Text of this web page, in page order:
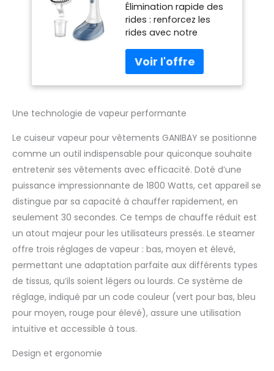
rapide, lavage à la
main avec 3
réglages de
vapeur, réservoir
d'eau de 380 ml,
câble de 9,8 m, fer
à vapeur portable
Élimination rapide des
rides : renforcez les
rides avec notre
1800 W qui chauffe en
seulement 30
secondes pour un
efficace des rides,
parfait pour un look net
et sans odeur sur vos
vêtements Design
étanche à 360° : le
défroisseur vapeur 2 en
1 a un design étanche à
360°, ce qui permet une
utilisation verticale ou
horizontale sans
déversements ou
chutes. Profitez d'une
expérience de
repassage sûre et
propre avec le
défroisseur vapeur
GANIBAY pour
vêtements Câble
Une technologie de vapeur performante
Le cuiseur vapeur pour vêtements GANIBAY se positionne
comme un outil indispensable pour quiconque souhaite
entretenir ses vêtements avec efficacité. Doté d’une
puissance impressionnante de 1800 Watts, cet appareil se
distingue par sa capacité à chauffer rapidement, en
seulement 30 secondes. Ce temps de chauffe réduit est
un atout majeur pour les utilisateurs pressés. Le steamer
offre trois réglages de vapeur : bas, moyen et élevé,
permettant une adaptation parfaite aux différents types
de tissus, qu’ils soient légers ou lourds. Ce système de
réglage, indiqué par un code couleur (vert pour bas, bleu
pour moyen, rouge pour élevé), assure une utilisation
intuitive et accessible à tous.
Design et ergonomie